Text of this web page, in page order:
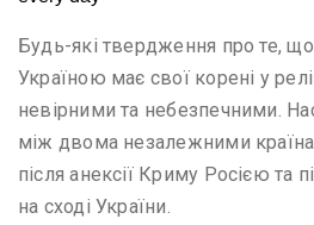
Будь-які твердження про те,
Україною має свої корені у
невірними та небезпечними.
між двома незалежними
після анексії Криму Росією та
на сході України.